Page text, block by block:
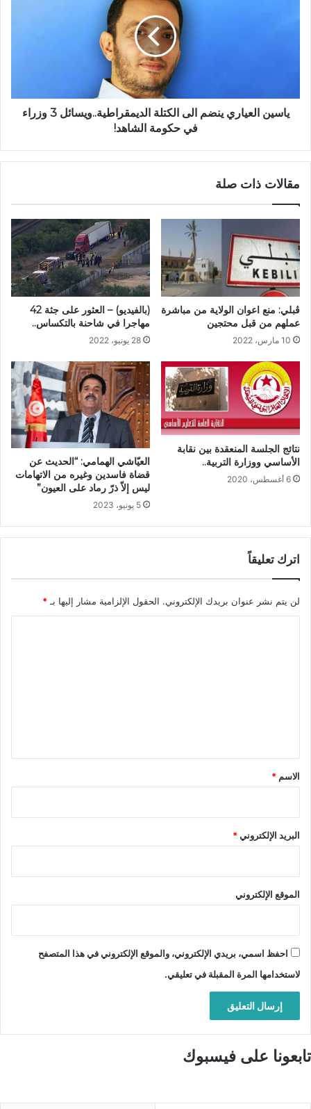
ياسين العياري ينضم الى الكتلة الديمقراطية..ويسائل 3 وزراء
في حكومة الشاهد!
مقالات ذات صلة
ڨبلي: منع اعوان الولاية من مباشرة
عملهم من قبل محتجين
10 مارس، 2022
(بالفيديو) – العثور على جثة 42
مهاجرا في شاحنة بالتكساس..
28 يونيو، 2022
نتائج الجلسة المنعقدة بين نقابة
الأساسي ووزارة التربية..
6 أغسطس، 2020
العيّاشي الهمامي: “الحديث عن
قضاة فاسدين وغيره من الاتهامات
ليس إلاّ ذرّ رماد على العيون”
5 يونيو، 2023
اترك تعليقاً
لن يتم نشر عنوان بريدك الإلكتروني. الحقول الإلزامية مشار إليها بـ *
*
الاسم *
البريد الإلكتروني*
الموقع الإلكتروني
احفظ اسمي، بريدي الإلكتروني، والموقع الإلكتروني في هذا المتصفح
لاستخدامها المرة المقبلة في تعليقي.
تابعونا على فيسبوك